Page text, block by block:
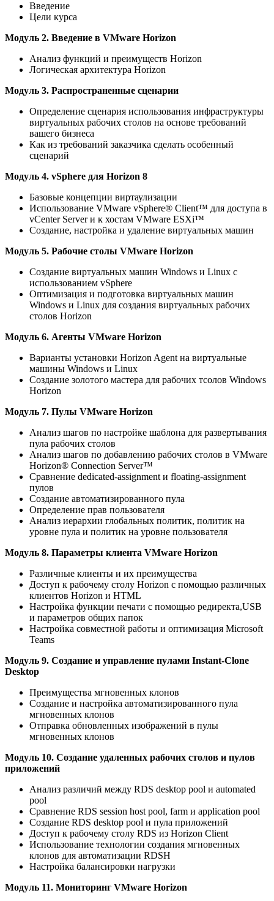
Введение
Цели курса
Модуль 2. Введение в VMware Horizon
Анализ функций и преимуществ Horizon
Логическая архитектура Horizon
Модуль 3. Распространенные сценарии
Определение сценария использования инфраструктуры
виртуальных рабочих столов на основе требований
вашего бизнеса
Как из требований заказчика сделать особенный
сценарий
Модуль 4. vSphere для Horizon 8
Базовые концепции виртаулизации
Использование VMware vSphere® Client™ для доступа в
vCenter Server и к хостам VMware ESXi™
Создание, настройка и удаление виртуальных машин
Модуль 5. Рабочие столы VMware Horizon
Создание виртуальных машин Windows и Linux с
использованием vSphere
Оптимизация и подготовка виртуальных машин
Windows и Linux для создания виртуальных рабочих
столов Horizon
Модуль 6. Агенты VMware Horizon
Варианты установки Horizon Agent на виртуальные
машины Windows и Linux
Создание золотого мастера для рабочих тсолов Windows
Horizon
Модуль 7. Пулы VMware Horizon
Анализ шагов по настройке шаблона для развертывания
пула рабочих столов
Анализ шагов по добавлению рабочих столов в VMware
Horizon® Connection Server™
Сравнение dedicated-assignment и floating-assignment
пулов
Создание автоматизированного пула
Определение прав пользователя
Анализ иерархии глобальных политик, политик на
уровне пула и политик на уровне пользователя
Модуль 8. Параметры клиента VMware Horizon
Различные клиенты и их преимущества
Доступ к рабочему столу Horizon с помощью различных
клиентов Horizon и HTML
Настройка функции печати с помощью редиректа,USB
и параметров общих папок
Настройка совместной работы и оптимизация Microsoft
Teams
Модуль 9. Создание и управление пулами Instant-Clone
Desktop
Преимущества мгновенных клонов
Создание и настройка автоматизированного пула
мгновенных клонов
Отправка обновленных изображений в пулы
мгновенных клонов
Модуль 10. Создание удаленных рабочих столов и пулов
приложений
Анализ различий между RDS desktop pool и automated
pool
Сравнение RDS session host pool, farm и application pool
Создание RDS desktop pool и пула приложений
Доступ к рабочему столу RDS из Horizon Client
Использование технологии создания мгновенных
клонов для автоматизации RDSH
Настройка балансировки нагрузки
Модуль 11. Мониторинг VMware Horizon